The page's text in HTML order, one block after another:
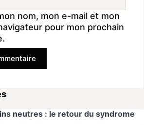
nom, mon e-mail et mon
pour mon prochain
neutres : le retour du syndrome